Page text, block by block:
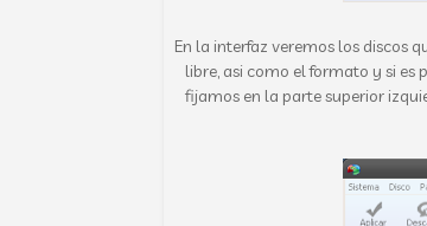
En la interfaz veremos los discos
libre, asi como el formato y si es
fijamos en la parte superior